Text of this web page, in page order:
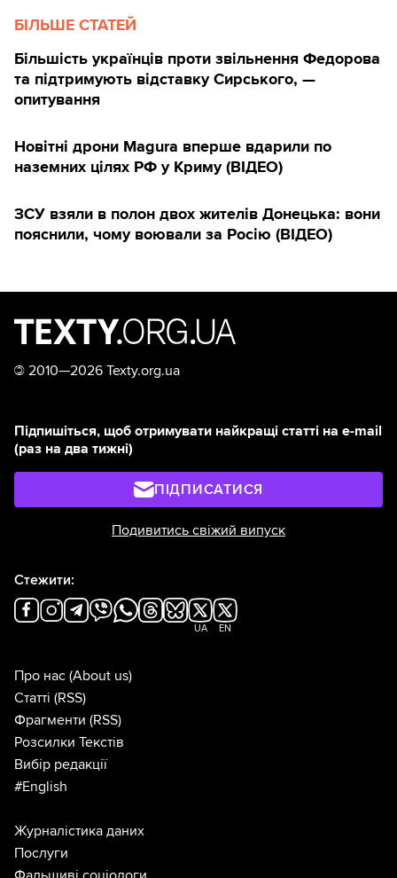
БІЛЬШЕ СТАТЕЙ
Більшість українців проти звільнення Федорова
та підтримують відставку Сирського, —
опитування
Новітні дрони Magura вперше вдарили по
наземних цілях РФ у Криму (ВІДЕО)
ЗСУ взяли в полон двох жителів Донецька: вони
пояснили, чому воювали за Росію (ВІДЕО)
© 2010—2026 Texty.org.ua
Підпишіться, щоб отримувати найкращі статті на e-mail
(раз на два тижні)
ПІДПИСАТИСЯ
Подивитись свіжий випуск
Стежити:
UA EN
Про нас (About us)
Статті (RSS)
Фрагменти (RSS)
Розсилки Текстів
Вибір редакції
#English
Журналістика даних
Послуги